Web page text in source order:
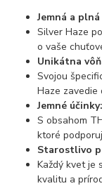
Jemná a
Silver Haze
o vaše
Unikátna
Svojou
Haze zavedie
Jemné účinky:
S obsahom
ktoré
Starostlivo
Každý kvet je
kvalitu a